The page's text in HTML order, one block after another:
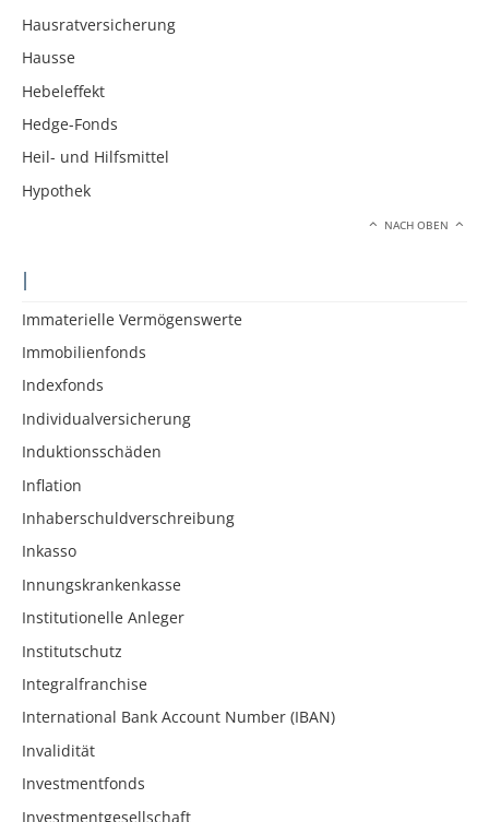
Hausratversicherung
Hausse
Hebeleffekt
Hedge-Fonds
Heil- und Hilfsmittel
Hypothek
NACH OBEN
I
Immaterielle Vermögenswerte
Immobilienfonds
Indexfonds
Individualversicherung
Induktionsschäden
Inflation
Inhaberschuldverschreibung
Inkasso
Innungskrankenkasse
Institutionelle Anleger
Institutschutz
Integralfranchise
International Bank Account Number (IBAN)
Invalidität
Investmentfonds
Investmentgesellschaft